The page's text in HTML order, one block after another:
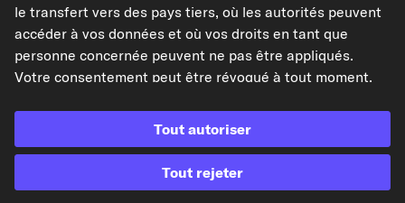
Nos partenaires d'expédition
kfzteile24.at
le transfert vers des pays tiers, où les autorités peuvent
accéder à vos données et où vos droits en tant que
personne concernée peuvent ne pas être appliqués.
Votre consentement peut être révoqué à tout moment.
Tout autoriser
Tout rejeter